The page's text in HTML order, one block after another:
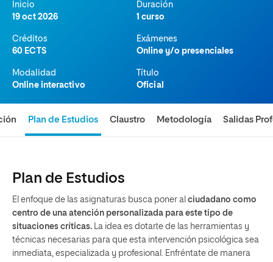
Inicio
19 oct 2026
Duración
1 curso
Créditos
60 ECTS
Exámenes
Online y/o presenciales
Modalidad
Online interactivo
Título
Oficial
Plan de Estudios Claustro Metodología Salidas
Plan de Estudios
El enfoque de las asignaturas busca poner al ciudadano como
centro de una atención personalizada para este tipo de
situaciones críticas. La idea es dotarte de las herramientas y
técnicas necesarias para que esta intervención psicológica sea
inmediata, especializada y profesional. Enfréntate de manera